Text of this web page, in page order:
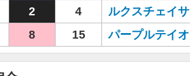
2 4 ルクスチェイ
8 15 パープルテイ